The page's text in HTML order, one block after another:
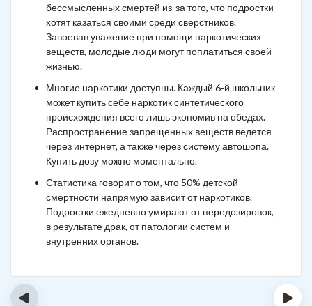
бессмысленных смертей из-за того, что подростки
хотят казаться своими среди сверстников.
Завоевав уважение при помощи наркотических
веществ, молодые люди могут поплатиться своей
жизнью.
Многие наркотики доступны. Каждый 6-й школьник
может купить себе наркотик синтетического
происхождения всего лишь экономив на обедах.
Распространение запрещенных веществ ведется
через интернет, а также через систему автошопа.
Купить дозу можно моментально.
Статистика говорит о том, что 50% детской
смертности напрямую зависит от наркотиков.
Подростки ежедневно умирают от передозировок,
в результате драк, от патологии систем и
внутренних органов.
‹ ›